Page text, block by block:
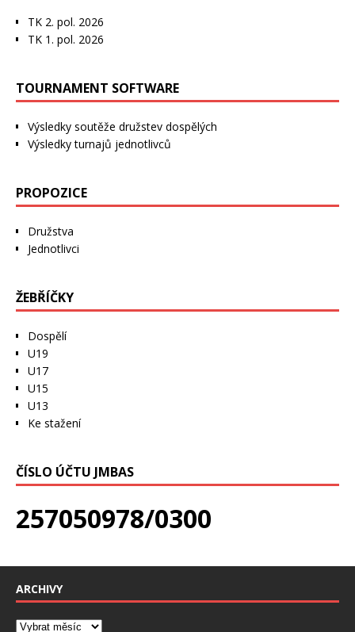
TK 2. pol. 2026
TK 1. pol. 2026
TOURNAMENT SOFTWARE
Výsledky soutěže družstev dospělých
Výsledky turnajů jednotlivců
PROPOZICE
Družstva
Jednotlivci
ŽEBŘÍČKY
Dospělí
U19
U17
U15
U13
Ke stažení
ČÍSLO ÚČTU JMBAS
257050978/0300
ARCHIVY